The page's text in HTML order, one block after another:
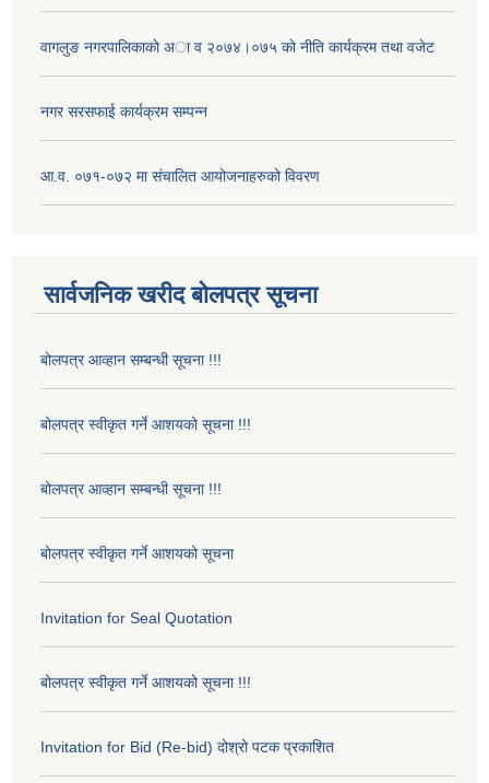
वागलुङ नगरपालिकाकाे अा‍ व २०७४।०७५ काे नीति कार्यक्रम तथा वजेट
नगर सरसफाई कार्यक्रम सम्पन्न
आ.व. ०७१-०७२ मा संचालित आयोजनाहरुको विवरण
सार्वजनिक खरीद बोलपत्र सूचना
बोलपत्र आव्हान सम्बन्धी सूचना !!!
बोलपत्र स्वीकृत गर्ने आशयको सूचना !!!
बोलपत्र आव्हान सम्बन्धी सूचना !!!
बोलपत्र स्वीकृत गर्ने आशयको सूचना
Invitation for Seal Quotation
बोलपत्र स्वीकृत गर्ने आशयको सूचना !!!
Invitation for Bid (Re-bid) दोश्रो पटक प्रकाशित